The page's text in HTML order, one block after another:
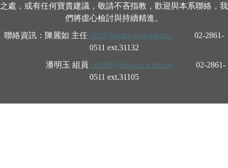
之處，或有任何寶貴建議，敬請不吝指教，歡迎與本系聯絡，我
們將虛心檢討與持續精進。
聯絡資訊：陳麗如 主任 clr2@faculty.pccu.edu.tw
02-2861-
0511 ext.31132
潘明玉 組員 crvdhb@dep.pccu.edu.tw
02-2861-
0511 ext.31105